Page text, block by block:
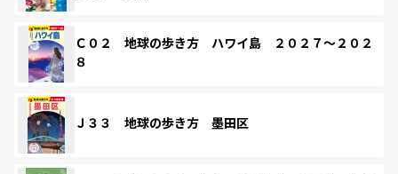
Ｃ０２ 地球の歩き方 ハワイ島 ２０２７～２０２
８
Ｊ３３ 地球の歩き方 墨田区